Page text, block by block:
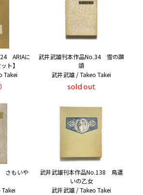
ARIAに
ト】
Takei
武井武雄刊本作品No.34 雪の讃
頌
武井武雄 / Takeo Takei
sold out
さもいや
武井武雄刊本作品No.138 鳥遣
いの乙女
武井武雄 / Takeo Takei